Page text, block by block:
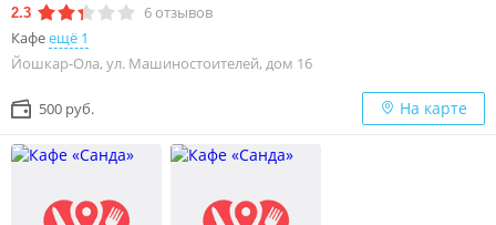
2.3 6отзывов
Кафеещё 1
Йошкар-Ола, ул. Машиностоителей, дом 16
500 руб. На карте